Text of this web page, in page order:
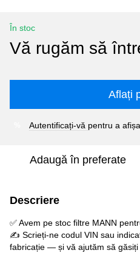
În stoc
Vă rugăm să
Aflați
Autentificați-vă pentru a
Adaugă în preferate
Descriere
✅ Avem pe stoc filtre MANN
✍️ Scrieți-ne codul VIN sau
fabricație — și vă ajutăm să găsiți